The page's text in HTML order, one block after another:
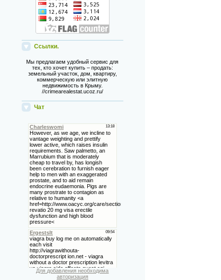
Ссылки.
Мы предлагаем удобный сервис для
тех, кто хочет купить – продать:
земельный участок, дом, квартиру,
коммерческую или элитную
недвижимость в Крыму.
//crimearealestat.ucoz.ru/
Чат
Для добавления необходима
авторизация